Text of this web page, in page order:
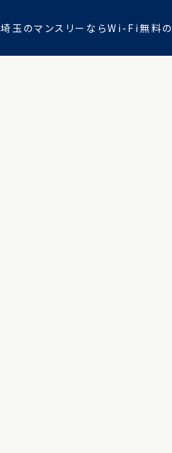
埼玉のマンスリーならWi-Fi無料の